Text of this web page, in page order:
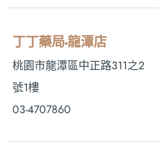
丁丁藥局-龍潭店
桃園市龍潭區中正路311之2
號1樓
03-4707860